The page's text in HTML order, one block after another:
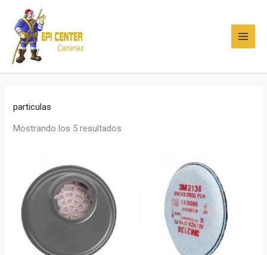
contenido
particulas
Mostrando los 5 resultados